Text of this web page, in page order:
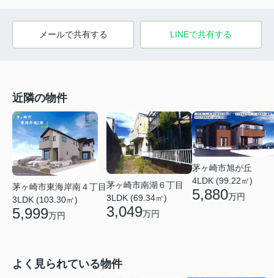
メールで共有する LINEで共有する
近隣の物件
茅ヶ崎市東海岸南４丁目
3LDK (103.30㎡)
5,999万円
茅ヶ崎市南湖６丁目
3LDK (69.34㎡)
3,049万円
茅ヶ崎市旭が丘
4LDK (99.22㎡)
5,880万円
よく見られている物件